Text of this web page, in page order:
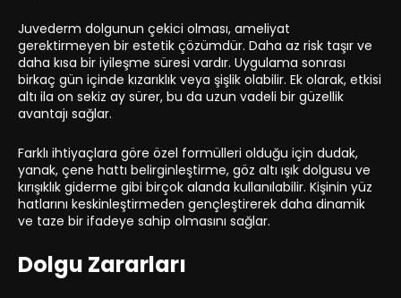
Juvederm dolgunun çekici olması, ameliyat
gerektirmeyen bir estetik çözümdür. Daha az risk taşır ve
daha kısa bir iyileşme süresi vardır. Uygulama sonrası
birkaç gün içinde kızarıklık veya şişlik olabilir. Ek olarak, etkisi
altı ila on sekiz ay sürer, bu da uzun vadeli bir güzellik
avantajı sağlar.
Farklı ihtiyaçlara göre özel formülleri olduğu için dudak,
yanak, çene hattı belirginleştirme, göz altı ışık dolgusu ve
kırışıklık giderme gibi birçok alanda kullanılabilir. Kişinin yüz
hatlarını keskinleştirmeden gençleştirerek daha dinamik
ve taze bir ifadeye sahip olmasını sağlar.
Dolgu Zararları